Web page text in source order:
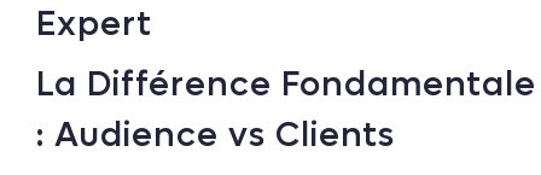
Expert
La Différence Fondamentale
: Audience vs Clients